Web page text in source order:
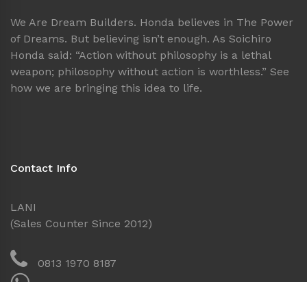
We Are Dream Builders. Honda believes in The Power
of Dreams. But believing isn’t enough. As Soichiro
Honda said: “Action without philosophy is a lethal
weapon; philosophy without action is worthless.” See
how we are bringing this idea to life.
Contact Info
LANI
(Sales Counter Since 2012)
0813 1970 8187